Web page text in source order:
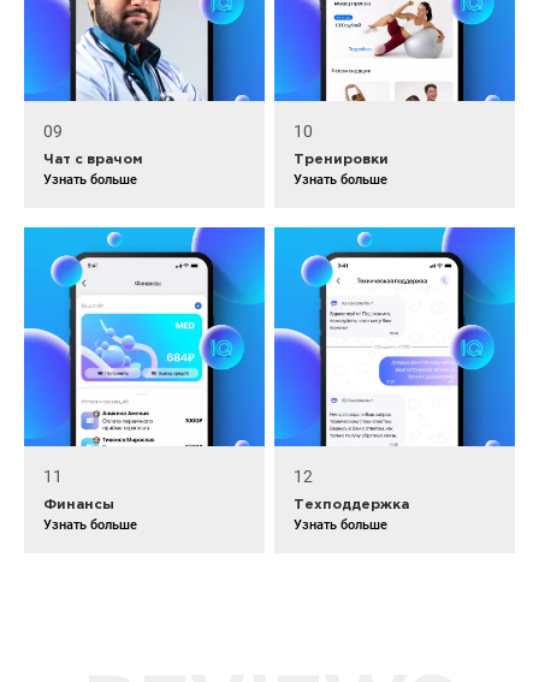
09
Чат с врачом
Узнать больше
10
Тренировки
Узнать больше
11
Финансы
Узнать больше
12
Техподдержка
Узнать больше